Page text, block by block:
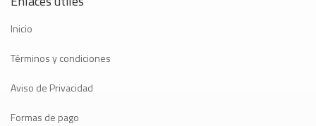
Inicio
Términos y condiciones
Aviso de Privacidad
Formas de pago